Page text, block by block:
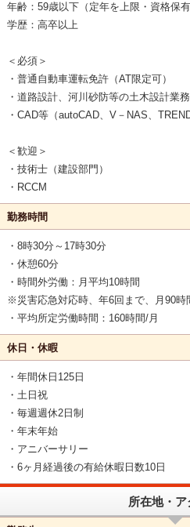
年齢：59歳以下（定年を上限・資格保有
学歴：高卒以上
＜必須＞
・普通自動車運転免許（AT限定可）
・道路設計、河川砂防等の土木設計業
・CAD等（autoCAD、V－NAS、
＜歓迎＞
・技術士（建設部門）
・RCCM
勤務時間
・8時30分～17時30分
・休憩60分
・時間外労働：月平均10時間
※災害応急対応時、年6回まで、月90時
・平均所定労働時間：160時間/月
休日・休暇
・年間休日125日
・土日祝
・毎週週休2日制
・年末年始
・アニバーサリー
・6ヶ月経過後の有給休暇日数10日
所在地・ア